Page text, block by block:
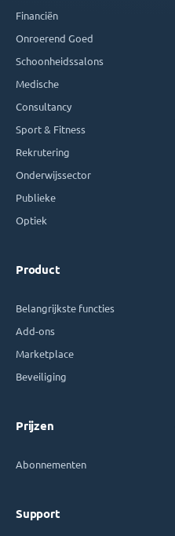
Financiën
Onroerend Goed
Schoonheidssalons
Medische
Consultancy
Sport & Fitness
Rekrutering
Onderwijssector
Publieke
Optiek
Product
Belangrijkste functies
Add-ons
Marketplace
Beveiliging
Prijzen
Abonnementen
Support